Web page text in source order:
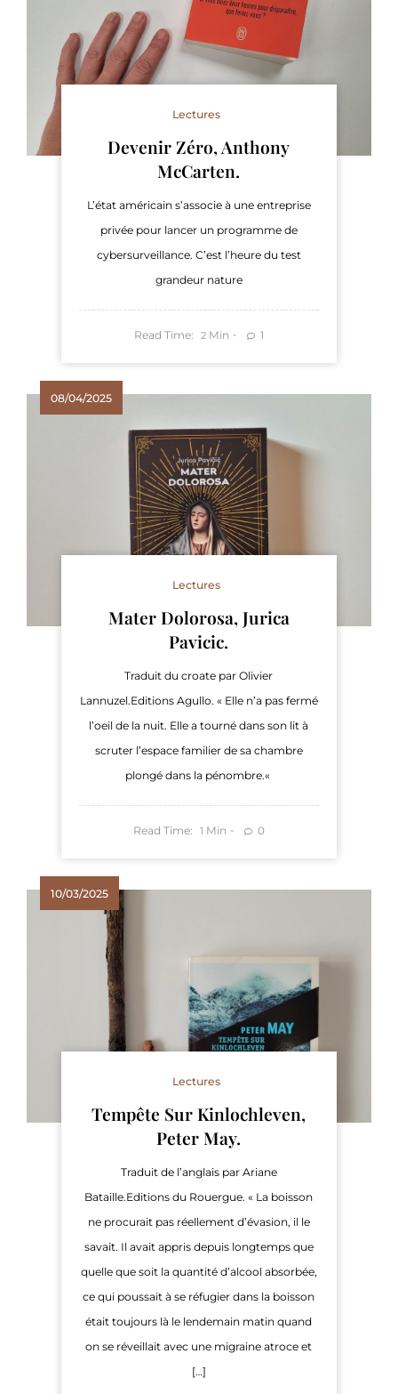
Lectures
Devenir Zéro, Anthony
McCarten.
L’état américain s’associe à une entreprise
privée pour lancer un programme de
cybersurveillance. C’est l’heure du test
grandeur nature
Read Time: 2 Min 1
08/04/2025
Lectures
Mater Dolorosa, Jurica
Pavicic.
Traduit du croate par Olivier
Lannuzel.Editions Agullo. « Elle n’a pas fermé
l’oeil de la nuit. Elle a tourné dans son lit à
scruter l’espace familier de sa chambre
plongé dans la pénombre.«
Read Time: 1 Min 0
10/03/2025
Lectures
Tempête Sur Kinlochleven,
Peter May.
Traduit de l’anglais par Ariane
Bataille.Editions du Rouergue. « La boisson
ne procurait pas réellement d’évasion, il le
savait. Il avait appris depuis longtemps que
quelle que soit la quantité d’alcool absorbée,
ce qui poussait à se réfugier dans la boisson
était toujours là le lendemain matin quand
on se réveillait avec une migraine atroce et
[…]